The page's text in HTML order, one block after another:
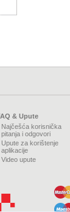
& Upute
Najčešća korisnička
pitanja i odgovori
Upute za korištenje
aplikacije
Video upute